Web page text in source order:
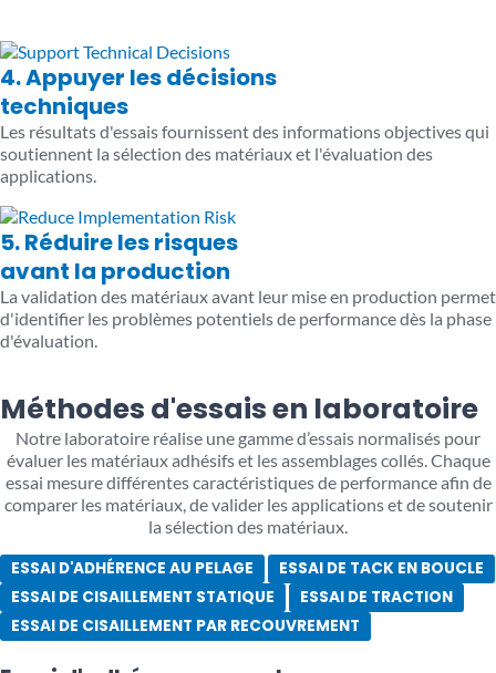
4. Appuyer les décisions
techniques
Les résultats d'essais fournissent des informations objectives qui
soutiennent la sélection des matériaux et l'évaluation des
applications.
5. Réduire les risques
avant la production
La validation des matériaux avant leur mise en production permet
d'identifier les problèmes potentiels de performance dès la phase
d'évaluation.
Méthodes d'essais en laboratoire
Notre laboratoire réalise une gamme d’essais normalisés pour
évaluer les matériaux adhésifs et les assemblages collés. Chaque
essai mesure différentes caractéristiques de performance afin de
comparer les matériaux, de valider les applications et de soutenir
la sélection des matériaux.
ESSAI D'ADHÉRENCE AU PELAGE
ESSAI DE TACK EN BOUCLE
ESSAI DE CISAILLEMENT STATIQUE
ESSAI DE TRACTION
ESSAI DE CISAILLEMENT PAR RECOUVREMENT